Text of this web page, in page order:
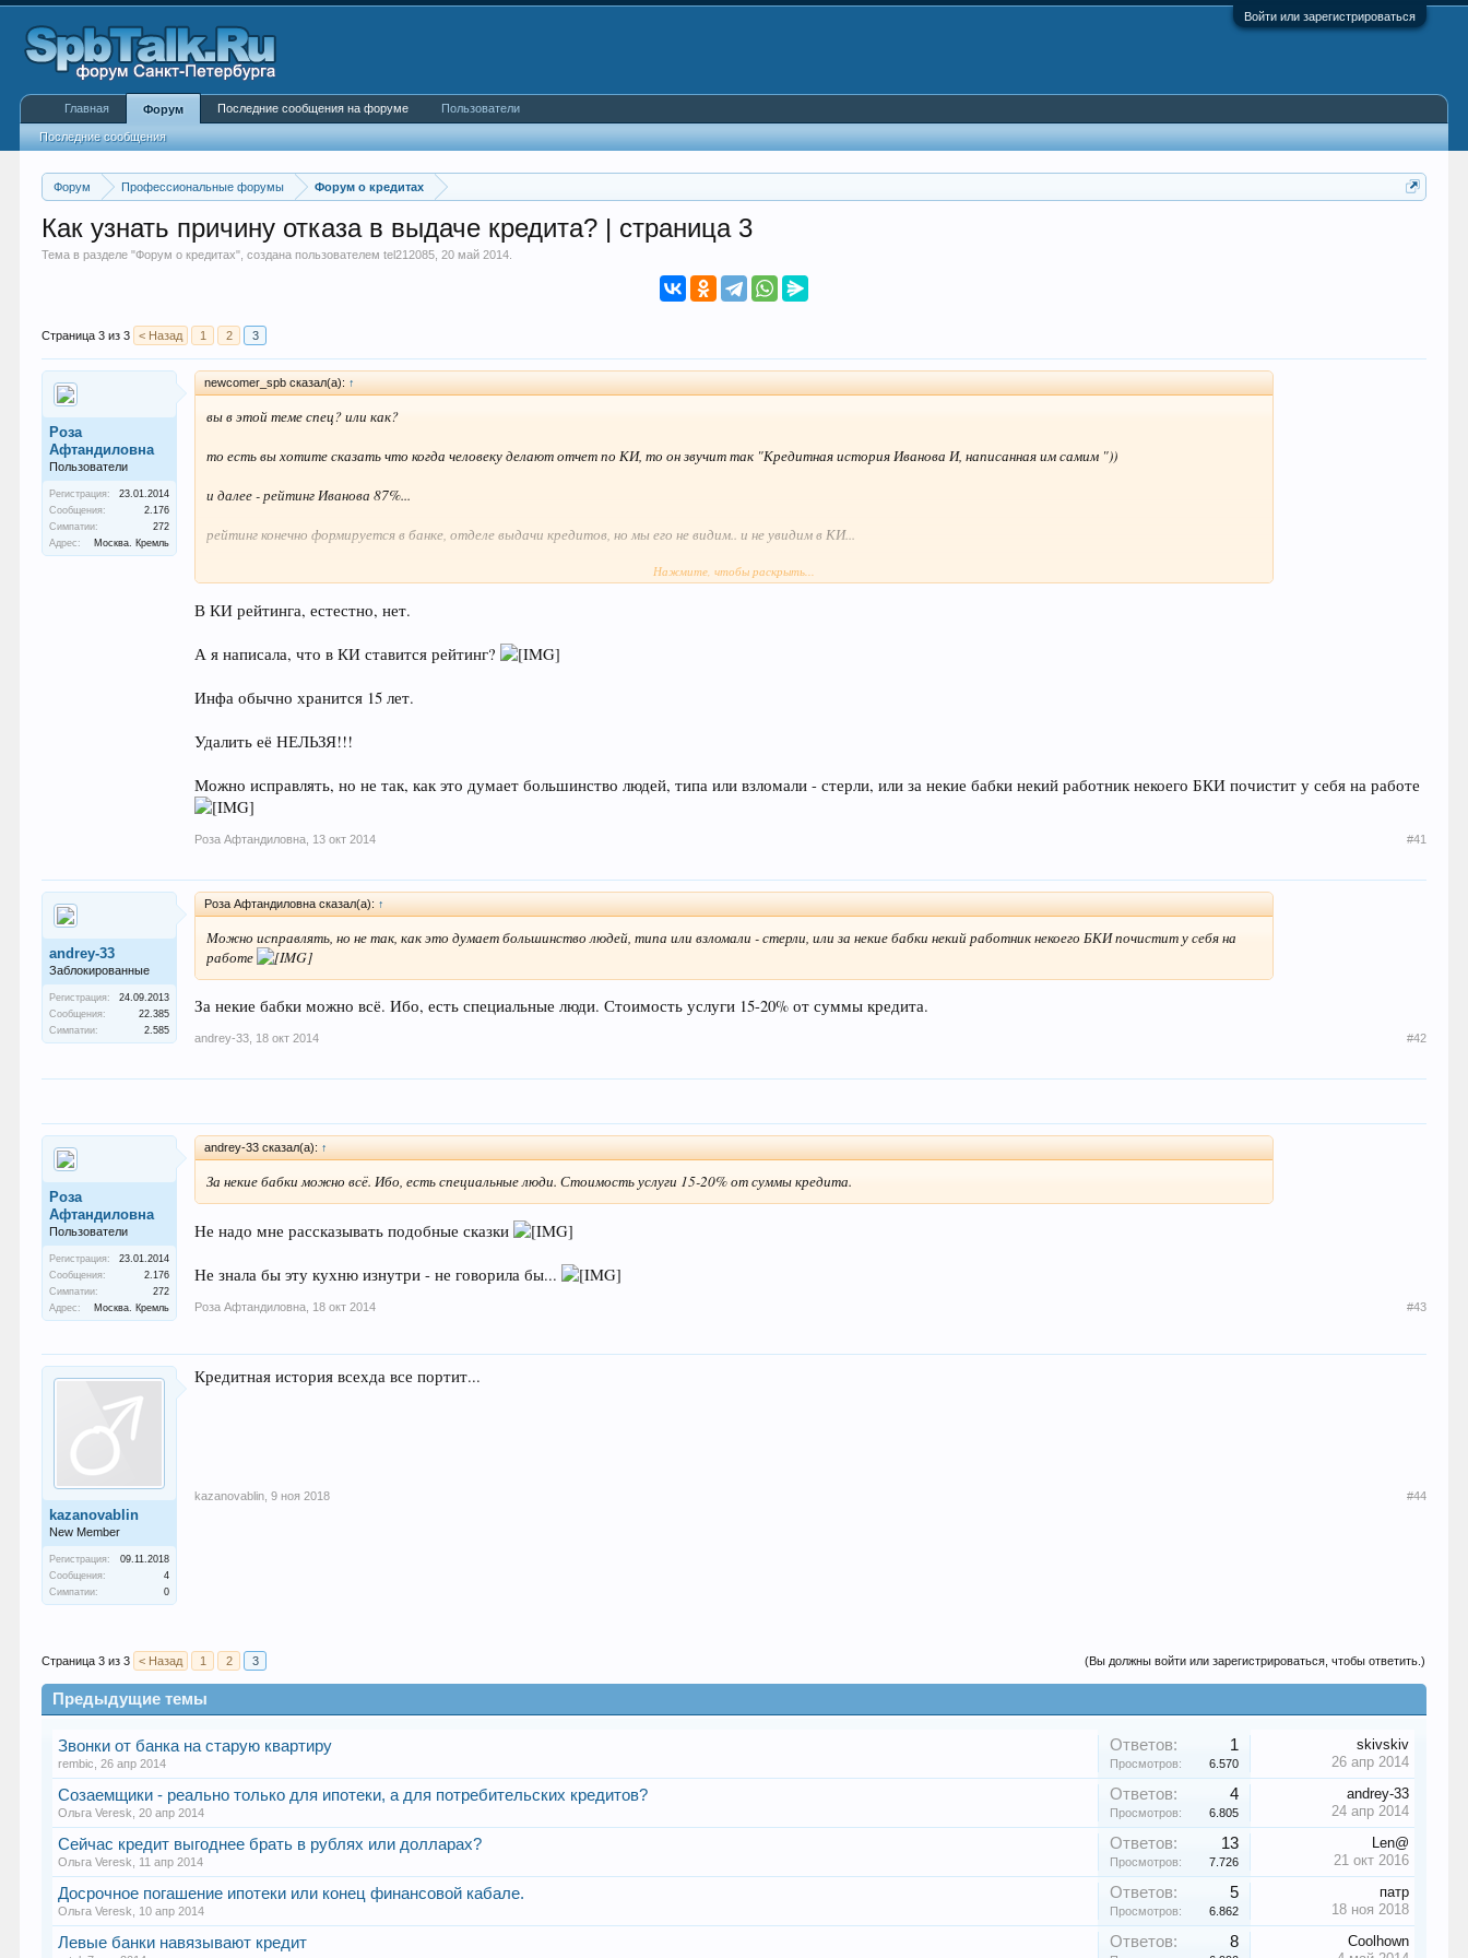
Войти или зарегистрироваться
Форум Профессиональные форумы Форум о кредитах
Как узнать причину отказа в выдаче кредита? | страница 3
Тема в разделе "Форум о кредитах", создана пользователемtel212085 ,20 май 2014
Страница 3 из 3 < Назад 1 2 3
Роза
Афтандиловна
Пользователи
Регистрация:
23.01.2014
Сообщения:
2.176
Симпатии:
272
Адрес:
Москва. Кремль
newcomer_spb сказал(а): ↑
вы в этой теме спец? или как?
то есть вы хотите сказать что когда человеку делают отчет по КИ, то он звучит так "Кредитная история Иванова И, написанная им самим "))
и далее - рейтинг Иванова 87%...
рейтинг конечно формируется в банке, отделе выдачи кредитов, но мы его не видим.. и не увидим в КИ...
и кстати кто знает, сколько лет хранится информация и можно ли ее удалять?Нажмите, чтобы раскрыть...
В КИ рейтинга, естестно, нет.
А я написала, что в КИ ставится рейтинг?
Инфа обычно хранится 15 лет.
Удалить её НЕЛЬЗЯ!!!
Можно исправлять, но не так, как это думает большинство людей, типа или взломали - стерли, или за некие бабки некий работник некоего БКИ почистит у себя на работе
Роза Афтандиловна 13 окт 2014 #41
andrey-33
Заблокированные
Регистрация:
24.09.2013
Сообщения:
22.385
Симпатии:
2.585
Роза Афтандиловна сказал(а): ↑
Можно исправлять, но не так, как это думает большинство людей, типа или взломали - стерли, или за некие бабки некий работник некоего БКИ почистит у себя на
работе
За некие бабки можно всё. Ибо, есть специальные люди. Стоимость услуги 15-20% от суммы кредита.
andrey-33 18 окт 2014 #42
Роза
Афтандиловна
Пользователи
Регистрация:
23.01.2014
Сообщения:
2.176
Симпатии:
272
Адрес:
Москва. Кремль
andrey-33 сказал(а): ↑
За некие бабки можно всё. Ибо, есть специальные люди. Стоимость услуги 15-20% от суммы кредита.
Не надо мне рассказывать подобные сказки
Не знала бы эту кухню изнутри - не говорила бы...
Роза Афтандиловна 18 окт 2014 #43
kazanovablin
New Member
Регистрация:
09.11.2018
Сообщения:
4
Симпатии:
0
Кредитная история всехда все портит...
kazanovablin 9 ноя 2018 #44
(Вы должны войти или зарегистрироваться, чтобы ответить.)
Страница 3 из 3 < Назад 1 2 3
Предыдущие темы
Звонки от банка на старую квартиру
rembic ,26 апр 2014
Ответов: 1
Просмотров: 6.570
skivskiv
26 апр 2014
Созаемщики - реально только для ипотеки, а для потребительских кредитов?
Ольга Veresk ,20 апр 2014
Ответов: 4
Просмотров: 6.805
andrey-33
24 апр 2014
Сейчас кредит выгоднее брать в рублях или долларах?
Ольга Veresk 11 апр 2014
Ответов: 13
Просмотров: 7.726
Len@
21 окт 2016
Досрочное погашение ипотеки или конец финансовой кабале.
Ольга Veresk 10 апр 2014
Ответов: 5
Просмотров: 6.862
патр
18 ноя 2018
Левые банки навязывают кредит Ответов: 8
Coolhown
Главная Форум
Последние сообщения
Последние сообщения на форуме Пользователи